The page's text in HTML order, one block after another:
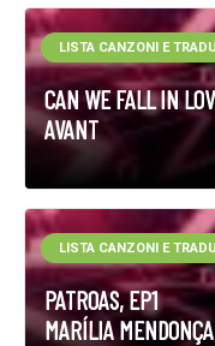
CAN WE FALL IN
AVANT
LISTA CANZONI E
PATROAS, EP1
MARÍLIA
LISTA CANZONI E